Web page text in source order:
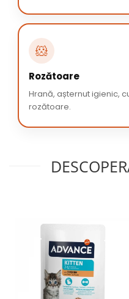
🐹
Rozătoare
Hrană, așternut igienic,
rozătoare.